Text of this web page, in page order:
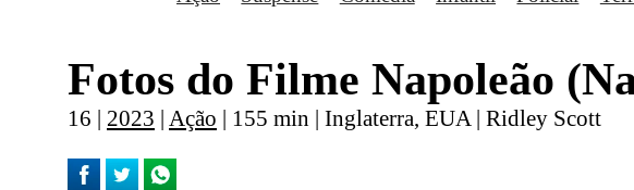
Fotos do Filme Napoleão
16 | 2023 | Ação | 155 min | Inglaterra, EUA | Ridley Scott